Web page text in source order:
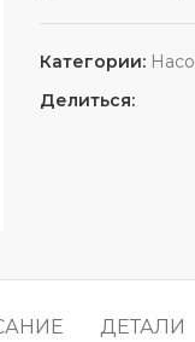
Категории:
Делиться:
ДЕТАЛИ